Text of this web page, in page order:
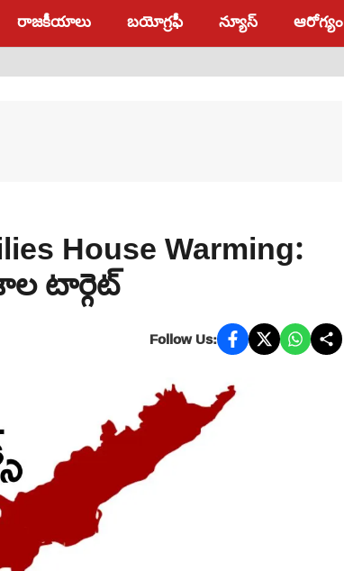
రాజకీయాలు బయోగ్రఫీ న్యూస్ ఆరోగ్యం
House Warming:
టార్గెట్
Follow Us: